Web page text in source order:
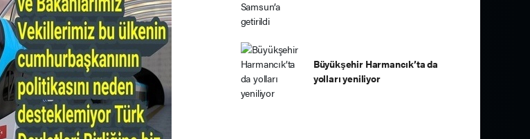
Büyükşehir Harmancık’ta da
yolları yeniliyor